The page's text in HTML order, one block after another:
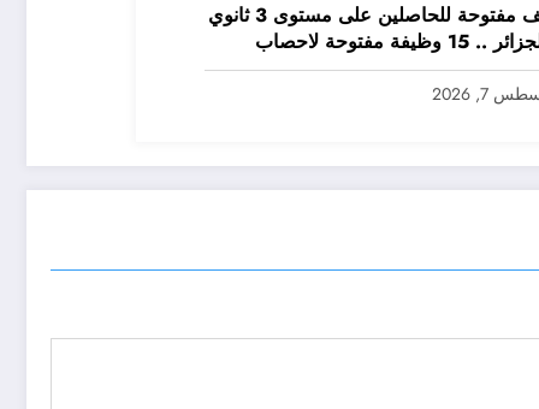
وظائف مفتوحة للحاصلين على مستوى 3 ثانوي
في الجزائر .. 15 وظيفة مفتوحة لاحصاب
الثالثة ثانوي في الجزائر
7, 2026